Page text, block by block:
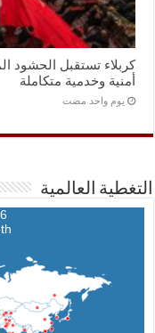
كربلاء تستقبل الحشود
أمنية وخدمية متكاملة
‏يوم واحد مضت
التغطية العالمية